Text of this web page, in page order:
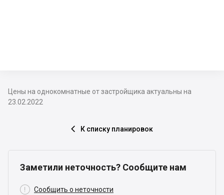
Цены на однокомнатные от застройщика актуальны на
23.02.2022
 К списку планировок
Заметили неточность? Сообщите нам
 Сообщить о неточности